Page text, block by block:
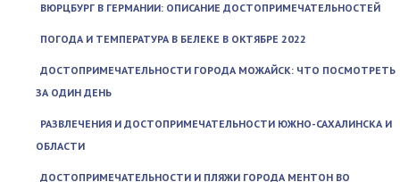
ВЮРЦБУРГ В ГЕРМАНИИ: ОПИСАНИЕ ДОСТОПРИМЕЧАТЕЛЬНОСТЕЙ
ПОГОДА И ТЕМПЕРАТУРА В БЕЛЕКЕ В ОКТЯБРЕ 2022
ДОСТОПРИМЕЧАТЕЛЬНОСТИ ГОРОДА МОЖАЙСК: ЧТО ПОСМОТРЕТЬ
ЗА ОДИН ДЕНЬ
РАЗВЛЕЧЕНИЯ И ДОСТОПРИМЕЧАТЕЛЬНОСТИ ЮЖНО-САХАЛИНСКА И
ОБЛАСТИ
ДОСТОПРИМЕЧАТЕЛЬНОСТИ И ПЛЯЖИ ГОРОДА МЕНТОН ВО